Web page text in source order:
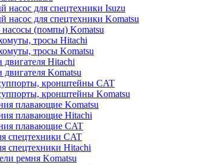
насос для спецтехники Isuzu
насос для спецтехники Komatsu
(помпы) Komatsu
тросы Hitachi
тросы Komatsu
Hitachi
Komatsu
кронштейны CAT
кронштейны Komatsu
плавающие Komatsu
плавающие Hitachi
плавающие CAT
спецтехники CAT
спецтехники Hitachi
ремня Komatsu